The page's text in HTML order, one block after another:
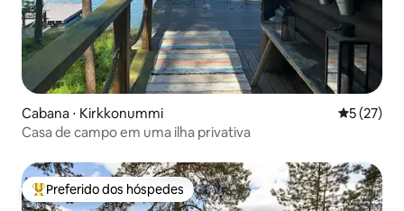
Cabana ⋅ Kirkkonummi 5 de uma
5 (27)
Casa de campo em uma ilha privativa
Entre os melhores preferidos dos hóspedes
Preferido dos hóspedes